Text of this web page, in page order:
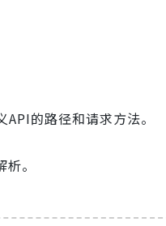
API的路径和请求方法。
。